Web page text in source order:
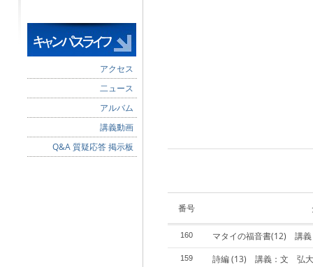
アクセス
二ュース
アルバム
講義動画
Q&A 質疑応答 掲示板
番号
160 マタイの福音書(12) 講
159 詩編 (13) 講義：文 弘